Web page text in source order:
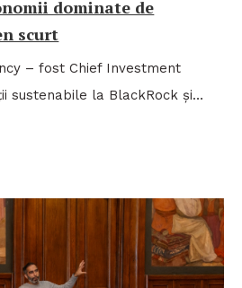
dominate de
scurt
– fost Chief Investment
sustenabile la BlackRock și…